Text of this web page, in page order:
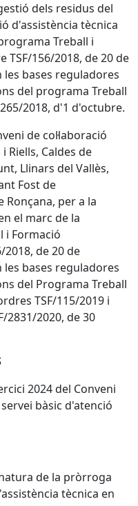
dels residus del
d'assistència tècnica
Treball i
156/2018, de 20 de
bases reguladores
del programa Treball
2018, d'1 d'octubre.
de col·laboració
Riells, Caldes de
Llinars del Vallès,
Fost de
Ronçana, per a la
el marc de la
i Formació
de 20 de
bases reguladores
del Programa Treball
TSF/115/2019 i
2831/2020, de 30
2024 del Conveni
bàsic d'atenció
de la pròrroga
tècnica en